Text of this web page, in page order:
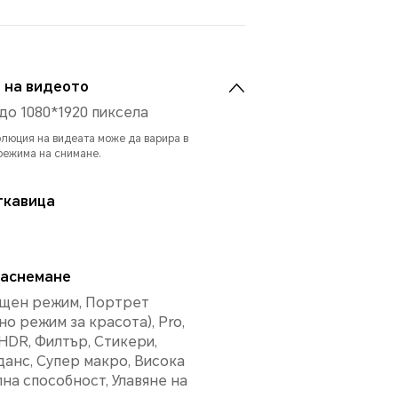
видеото
1080*1920 пиксела
на видеата може да варира в
на снимане.
режим, Портрет
режим за красота), Pro,
Филтър, Стикери,
Супер макро, Висока
способност, Улавяне на